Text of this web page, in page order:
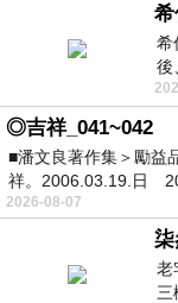
希
後
有
◎吉祥_041~042
■潘文良著作集＞勵益
祥。2006.03.19.日
2026-08-07
老
三